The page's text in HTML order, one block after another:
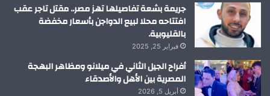
جريمة بشعة تفاصيلها تهز مصر.. مقتل تاجر عقب
افتتاحه محلا لبيع الدواجن بأسعار مخفضة
بالقليوبية.
فبراير 25, 2025
أفراح الجيل الثاني في ميلانو ومظاهر البهجة
المصرية بين الأهل والأصدقاء
أبريل 5, 2026